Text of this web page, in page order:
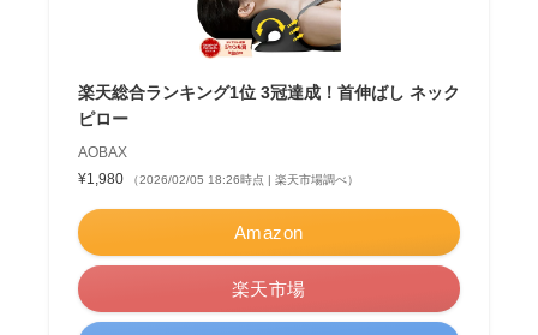
楽天総合ランキング1位 3冠達成！首伸ばし ネック
ピロー
AOBAX
¥1,980
（2026/02/05 18:26時点 | 楽天市場調べ）
Amazon
楽天市場